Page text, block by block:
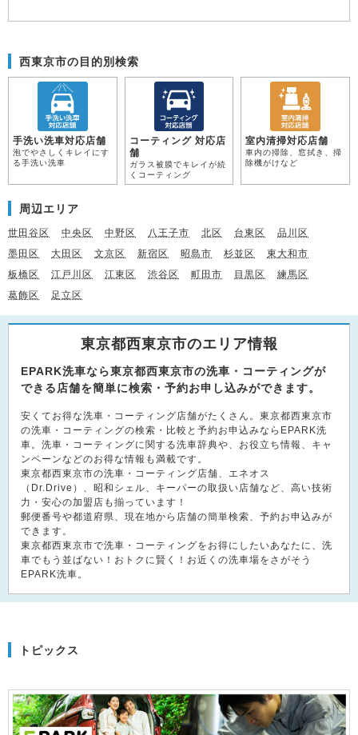
西東京市の目的別検索
手洗い洗車対応店舗
泡でやさしくキレイにす
る手洗い洗車
コーティング 対応店
舗
ガラス被膜でキレイが続
くコーティング
室内清掃対応店舗
車内の掃除、窓拭き、掃
除機がけなど
周辺エリア
世田谷区 中央区 中野区 八王子市 北区 台東区
品川区
墨田区
大田区 文京区 新宿区 昭島市 杉並区
東大和市
板橋区
江戸川区 江東区 渋谷区 町田市 目黒区
練馬区
葛飾区
足立区
東京都西東京市のエリア情報
EPARK洗車なら東京都西東京市の洗車・コーティングが
できる店舗を簡単に検索・予約お申し込みができます。
安くてお得な洗車・コーティング店舗がたくさん。東京都西東京市
の洗車・コーティングの検索・比較と予約お申込みならEPARK洗
車。洗車・コーティングに関する洗車辞典や、お役立ち情報、キャ
ンペーンなどのお得な情報も満載です。
東京都西東京市の洗車・コーティング店舗、エネオス
（Dr.Drive）、昭和シェル、キーパーの取扱い店舗など、高い技術
力・安心の加盟店も揃っています！
郵便番号や都道府県、現在地から店舗の簡単検索、予約お申込みが
できます。
東京都西東京市で洗車・コーティングをお得にしたいあなたに、洗
車でもう並ばない！おトクに賢く！お近くの洗車場をさがそう
EPARK洗車。
トピックス